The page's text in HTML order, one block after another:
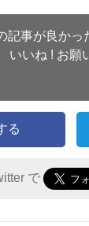
記事が良かっ
いいね ! お願
る
で